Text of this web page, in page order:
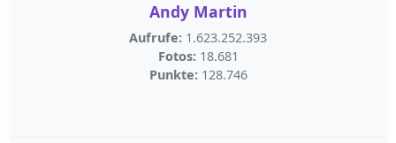
Andy Martin
Aufrufe: 1.623.252.393
Fotos: 18.681
Punkte: 128.746